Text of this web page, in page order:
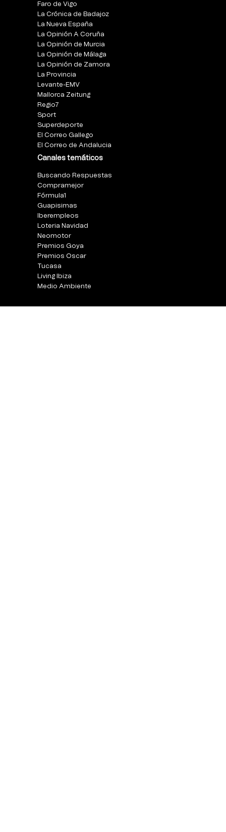
Faro de Vigo
La Crónica de Badajoz
La Nueva España
La Opinión A Coruña
La Opinión de Murcia
La Opinión de Málaga
La Opinión de Zamora
La Provincia
Levante-EMV
Mallorca Zeitung
Regio7
Sport
Superdeporte
El Correo Gallego
El Correo de Andalucia
Canales temáticos
Buscando Respuestas
Compramejor
Fórmula1
Guapisimas
Iberempleos
Loteria Navidad
Neomotor
Premios Goya
Premios Oscar
Tucasa
Living Ibiza
Medio Ambiente